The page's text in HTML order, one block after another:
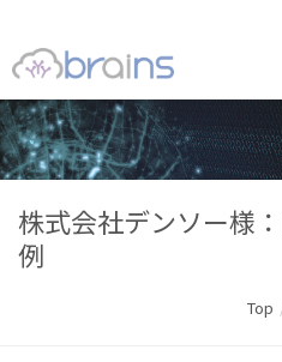
株式会社デンソー様
例
Top